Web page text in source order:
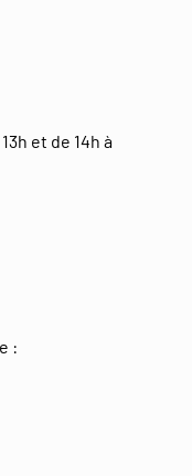
et de 14h à
: